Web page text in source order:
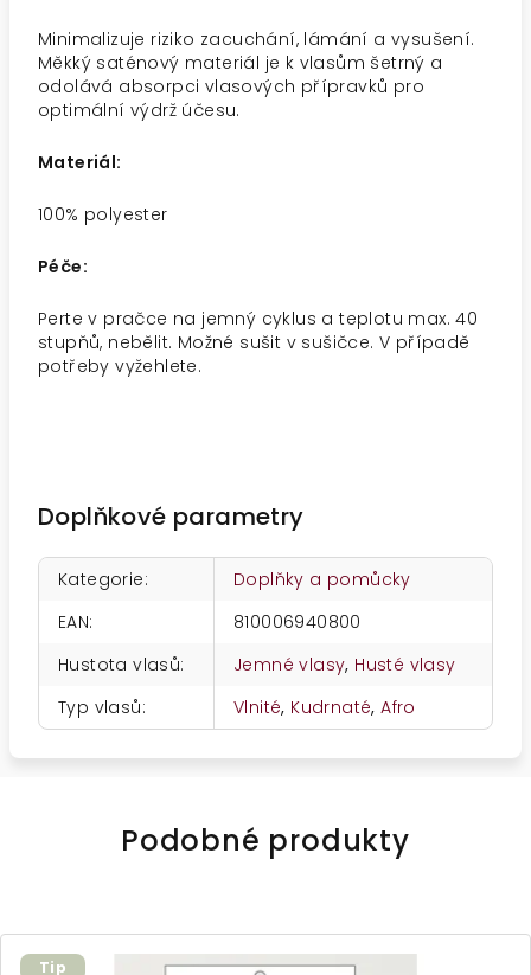
Minimalizuje riziko zacuchání, lámání a vysušení.
Měkký saténový materiál je k vlasům šetrný a
odolává absorpci vlasových přípravků pro
optimální výdrž účesu.
Materiál:
100% polyester
Péče:
Perte v pračce na jemný cyklus a teplotu max. 40
stupňů, nebělit. Možné sušit v sušičce. V případě
potřeby vyžehlete.
Doplňkové parametry
Kategorie:
Doplňky a pomůcky
EAN:
810006940800
Hustota vlasů: Jemné vlasy, Husté vlasy
Typ vlasů: Vlnité, Kudrnaté,Afro
Podobné produkty
Tip